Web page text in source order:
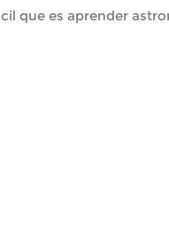
que es aprender